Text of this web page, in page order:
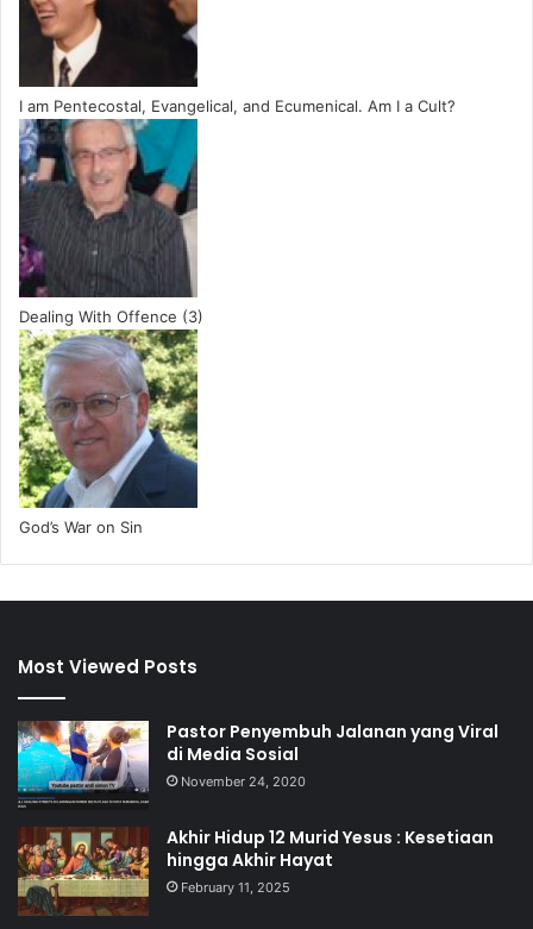
I am Pentecostal, Evangelical, and Ecumenical. Am I a Cult?
Dealing With Offence (3)
God’s War on Sin
Most Viewed Posts
Pastor Penyembuh Jalanan yang Viral
di Media Sosial
November 24, 2020
Akhir Hidup 12 Murid Yesus : Kesetiaan
hingga Akhir Hayat
February 11, 2025